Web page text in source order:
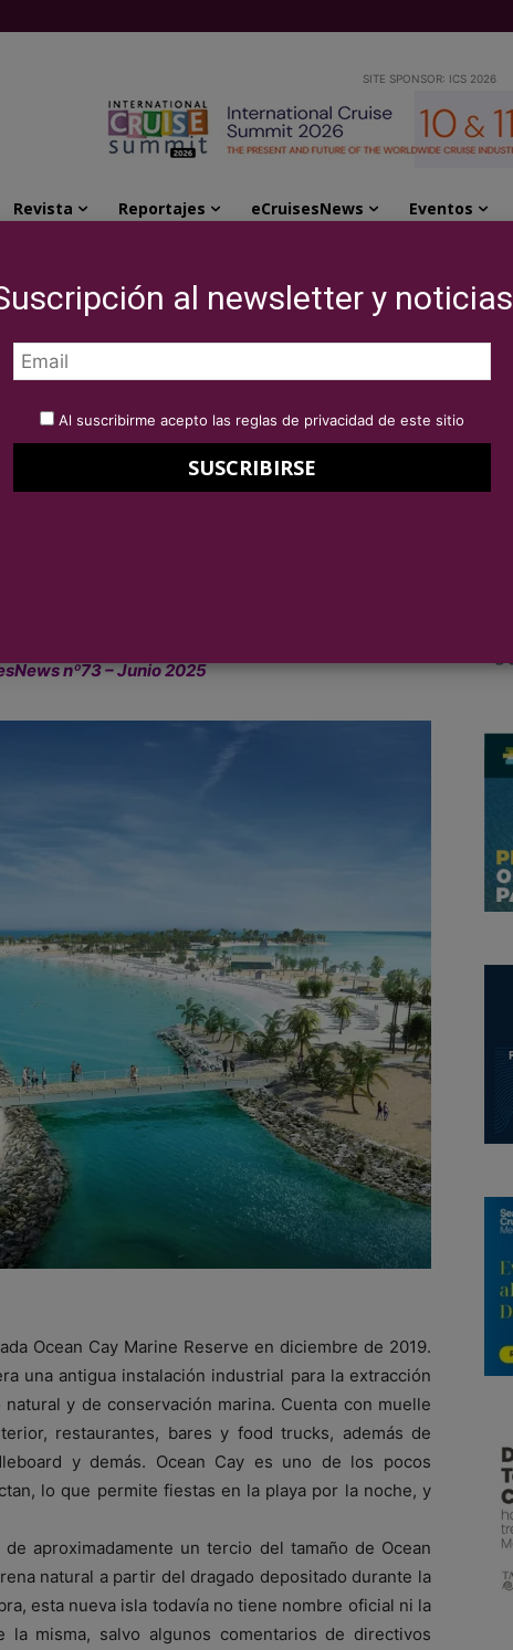
SITE SPONSOR: ICS 2026
Revista Reportajes eCruisesNews Eventos
de playa
el paraíso exclusivo.
una autentica cascada de anuncios de
playa, o ampliaciones y mejoras de las
los proyectos en curso o recientemente
nº73 – Junio 2025
Ocean Cay Marine Reserve en diciembre de 2019.
una antigua instalación industrial para la extracción
y de conservación marina. Cuenta con muelle
restaurantes, bares y food trucks, además de
y demás. Ocean Cay es uno de los pocos
lo que permite fiestas en la playa por la noche, y
aproximadamente un tercio del tamaño de Ocean
natural a partir del dragado depositado durante la
esta nueva isla todavía no tiene nombre oficial ni la
la misma, salvo algunos comentarios de directivos
al newsletter y noticias
Al suscribirme acepto las reglas de privacidad de este sitio